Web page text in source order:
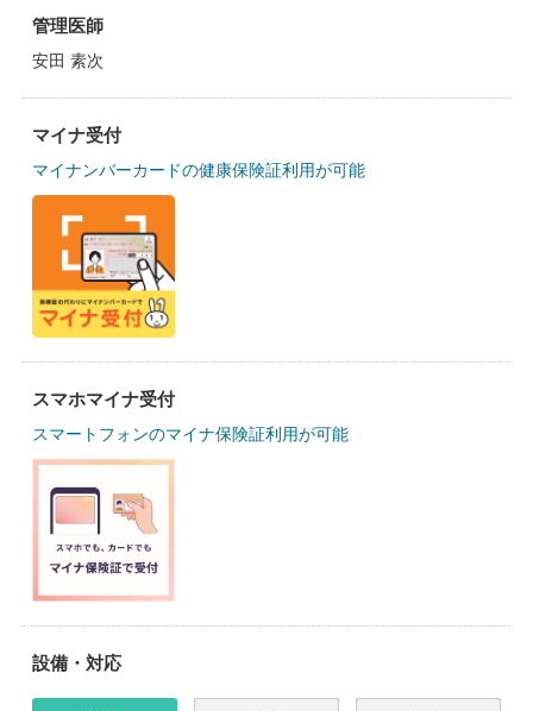
管理医師
安田 素次
マイナ受付
マイナンバーカードの健康保険証利用が可能
スマホマイナ受付
スマートフォンのマイナ保険証利用が可能
設備・対応